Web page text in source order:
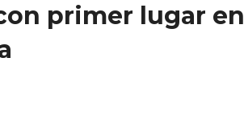
primer lugar en